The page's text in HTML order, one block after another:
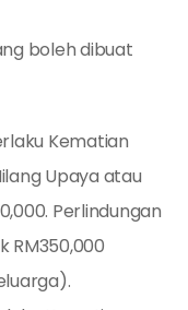
boleh dibuat
Kematian
Upaya atau
Perlindungan
RM350,000